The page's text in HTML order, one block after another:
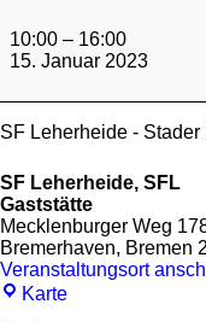
4.Runde
10:00 – 16:00
15. Januar 2023
SF Leherheide -
SF Leherheide, SFL
Gaststätte
Mecklenburger Weg
Bremerhaven, Bremen
Veranstaltungsort
KarteSF